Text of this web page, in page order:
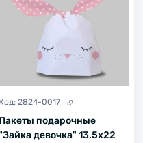
Код: 2824-0017
Пакеты подарочные
девочка" 13.5х22